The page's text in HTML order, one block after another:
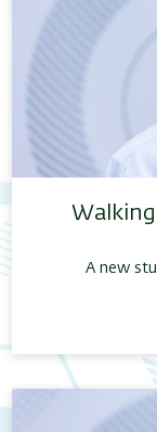
A new